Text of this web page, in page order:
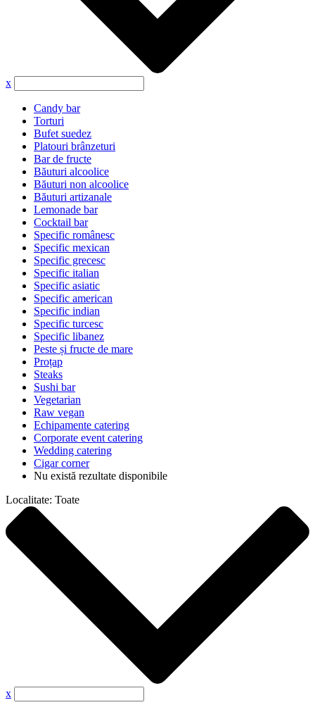
x
Candy bar
Torturi
Bufet suedez
Platouri brânzeturi
Bar de fructe
Băuturi alcoolice
Băuturi non alcoolice
Băuturi artizanale
Lemonade bar
Cocktail bar
Specific românesc
Specific mexican
Specific grecesc
Specific italian
Specific asiatic
Specific american
Specific indian
Specific turcesc
Specific libanez
Peste și fructe de mare
Proțap
Steaks
Sushi bar
Vegetarian
Raw vegan
Echipamente catering
Corporate event catering
Wedding catering
Cigar corner
Nu există rezultate disponibile
Localitate: Toate
x